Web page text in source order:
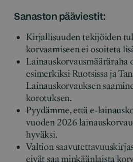
Sanaston pääviestit:
Kirjallisuuden tekijöiden
korvaamiseen ei osoiteta
Lainauskorvausmääräraha
esimerkiksi Ruotsissa ja
Lainauskorvauksen
korotuksen.
Pyydämme, että e-
vuoden 2026
hyväksi.
Valtion
eivät saa minkäänlaista